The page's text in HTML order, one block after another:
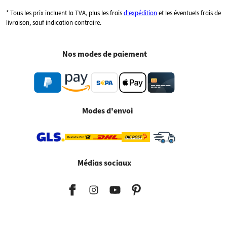
* Tous les prix incluent la TVA, plus les fraisd'expéditionet les éventuels frais de
livraison, sauf indication contraire.
Nos modes de paiement
Modes d'envoi
Médias sociaux